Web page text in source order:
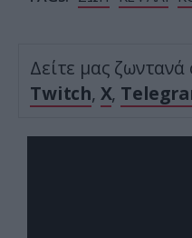
Δείτε μας ζωντανά
Twitch, X,